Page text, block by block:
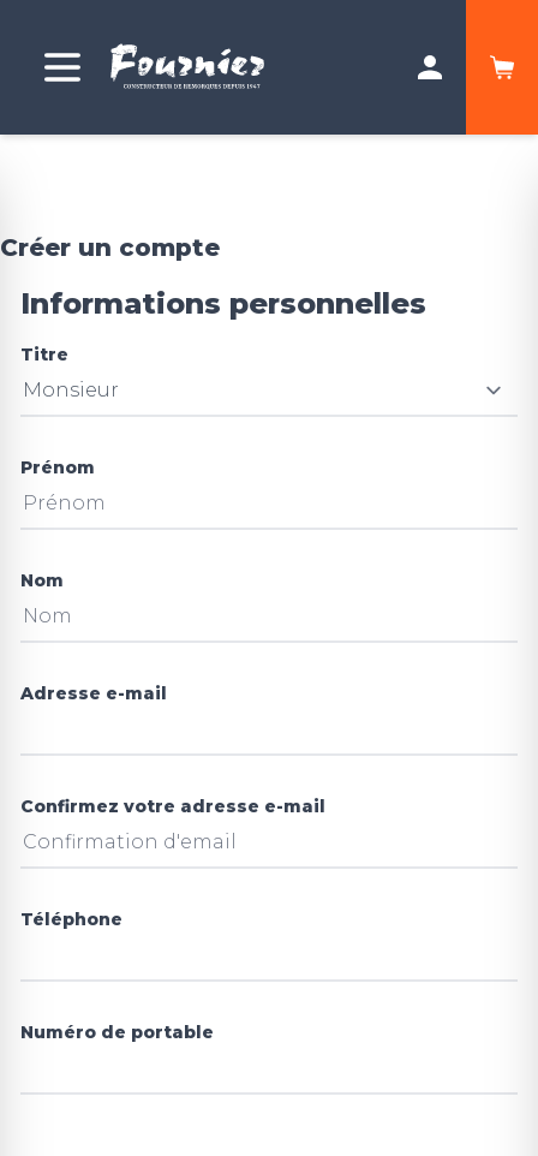
Créer un compte
Informations personnelles
Titre
Prénom
Nom
Adresse e-mail
Confirmez votre adresse e-mail
Téléphone
Numéro de portable